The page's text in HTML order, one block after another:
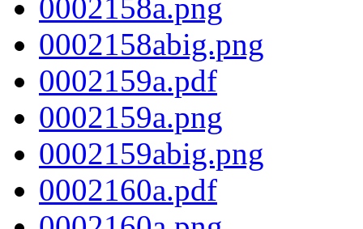
0002158a.png
0002158abig.png
0002159a.pdf
0002159a.png
0002159abig.png
0002160a.pdf